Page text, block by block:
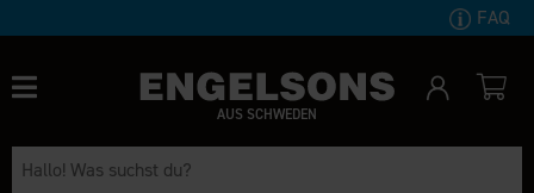
FAQ
AUS SCHWEDEN